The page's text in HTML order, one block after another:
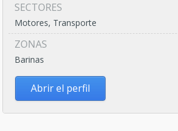
SECTORES
Motores, Transporte
ZONAS
Barinas
Abrir el perfil